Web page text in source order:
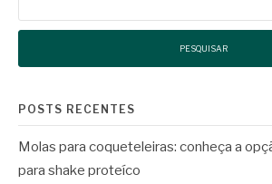
POSTS RECENTES
Molas para coqueteleiras: conheça a
para shake proteíco